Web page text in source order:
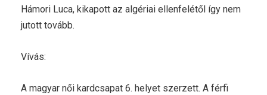
Hámori Luca, kikapott az algériai ellenfelétől így nem
jutott tovább.
Vívás:
A magyar női kardcsapat 6. helyet szerzett. A férfi